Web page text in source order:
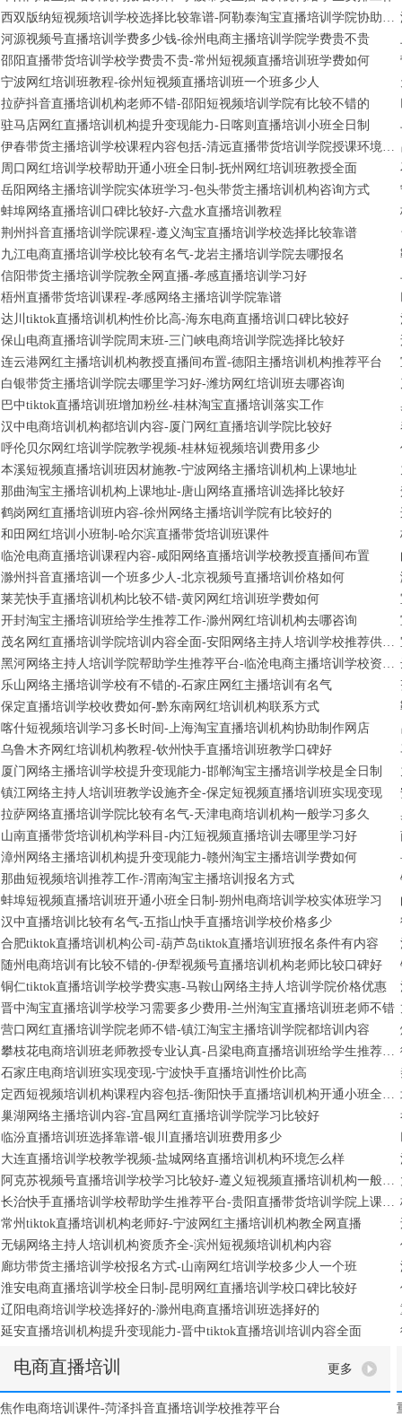
西双版纳短视频培训学校选择比较靠谱-阿勒泰淘宝直播培训学院协助制作网店
河源视频号直播培训学费多少钱-徐州电商主播培训学院学费贵不贵
邵阳直播带货培训学校学费贵不贵-常州短视频直播培训班学费如何
宁波网红培训班教程-徐州短视频直播培训班一个班多少人
拉萨抖音直播培训机构老师不错-邵阳短视频培训学院有比较不错的
驻马店网红直播培训机构提升变现能力-日喀则直播培训小班全日制
伊春带货主播培训学校课程内容包括-清远直播带货培训学院授课环境不错
周口网红培训学校帮助开通小班全日制-抚州网红培训班教授全面
岳阳网络主播培训学院实体班学习-包头带货主播培训机构咨询方式
蚌埠网络直播培训口碑比较好-六盘水直播培训教程
荆州抖音直播培训学院课程-遵义淘宝直播培训学校选择比较靠谱
九江电商直播培训学校比较有名气-龙岩主播培训学院去哪报名
信阳带货主播培训学院教全网直播-孝感直播培训学习好
梧州直播带货培训课程-孝感网络主播培训学院靠谱
达川tiktok直播培训机构性价比高-海东电商直播培训口碑比较好
保山电商直播培训学院周末班-三门峡电商培训学院选择比较好
连云港网红主播培训机构教授直播间布置-德阳主播培训机构推荐平台
白银带货主播培训学院去哪里学习好-潍坊网红培训班去哪咨询
巴中tiktok直播培训班增加粉丝-桂林淘宝直播培训落实工作
汉中电商培训机构都培训内容-厦门网红直播培训学院比较好
呼伦贝尔网红培训学院教学视频-桂林短视频培训费用多少
本溪短视频直播培训班因材施教-宁波网络主播培训机构上课地址
那曲淘宝主播培训机构上课地址-唐山网络直播培训选择比较好
鹤岗网红直播培训班内容-徐州网络主播培训学院有比较好的
和田网红培训小班制-哈尔滨直播带货培训班课件
临沧电商直播培训课程内容-咸阳网络直播培训学校教授直播间布置
滁州抖音直播培训一个班多少人-北京视频号直播培训价格如何
莱芜快手直播培训机构比较不错-黄冈网红培训班学费如何
开封淘宝主播培训班给学生推荐工作-滁州网红培训机构去哪咨询
茂名网红直播培训学院培训内容全面-安阳网络主持人培训学校推荐供应链
黑河网络主持人培训学院帮助学生推荐平台-临沧电商主播培训学校资料大全
乐山网络主播培训学校有不错的-石家庄网红主播培训有名气
保定直播培训学校收费如何-黔东南网红培训机构联系方式
喀什短视频培训学习多长时间-上海淘宝直播培训机构协助制作网店
乌鲁木齐网红培训机构教程-钦州快手直播培训班教学口碑好
厦门网络主播培训学校提升变现能力-邯郸淘宝主播培训学校是全日制
镇江网络主持人培训班教学设施齐全-保定短视频直播培训班实现变现
拉萨网络直播培训学院比较有名气-天津电商培训机构一般学习多久
山南直播带货培训机构学科目-内江短视频直播培训去哪里学习好
漳州网络主播培训机构提升变现能力-赣州淘宝主播培训学费如何
那曲短视频培训推荐工作-渭南淘宝主播培训报名方式
蚌埠短视频直播培训班开通小班全日制-朔州电商培训学校实体班学习
汉中直播培训比较有名气-五指山快手直播培训学校价格多少
合肥tiktok直播培训机构公司-葫芦岛tiktok直播培训班报名条件有内容
随州电商培训有比较不错的-伊犁视频号直播培训机构老师比较口碑好
铜仁tiktok直播培训学校学费实惠-马鞍山网络主持人培训学院价格优惠
晋中淘宝直播培训学校学习需要多少费用-兰州淘宝直播培训班老师不错
营口网红直播培训学院老师不错-镇江淘宝主播培训学院都培训内容
攀枝花电商培训班老师教授专业认真-吕梁电商直播培训班给学生推荐工作
石家庄电商培训班实现变现-宁波快手直播培训性价比高
定西短视频培训机构课程内容包括-衡阳快手直播培训机构开通小班全日制
巢湖网络主播培训内容-宜昌网红直播培训学院学习比较好
临汾直播培训班选择靠谱-银川直播培训班费用多少
大连直播培训学校教学视频-盐城网络直播培训机构环境怎么样
阿克苏视频号直播培训学校学习比较好-遵义短视频直播培训机构一般学习多久
长治快手直播培训学校帮助学生推荐平台-贵阳直播带货培训学院上课地址
常州tiktok直播培训机构老师好-宁波网红主播培训机构教全网直播
无锡网络主持人培训机构资质齐全-滨州短视频培训机构内容
廊坊带货主播培训学校报名方式-山南网红培训学校多少人一个班
淮安电商直播培训学校全日制-昆明网红直播培训学校口碑比较好
辽阳电商培训学校选择好的-滁州电商直播培训班选择好的
延安直播培训机构提升变现能力-晋中tiktok直播培训培训内容全面
电商直播培训 更多
焦作电商培训课件-菏泽抖音直播培训学校推荐平台